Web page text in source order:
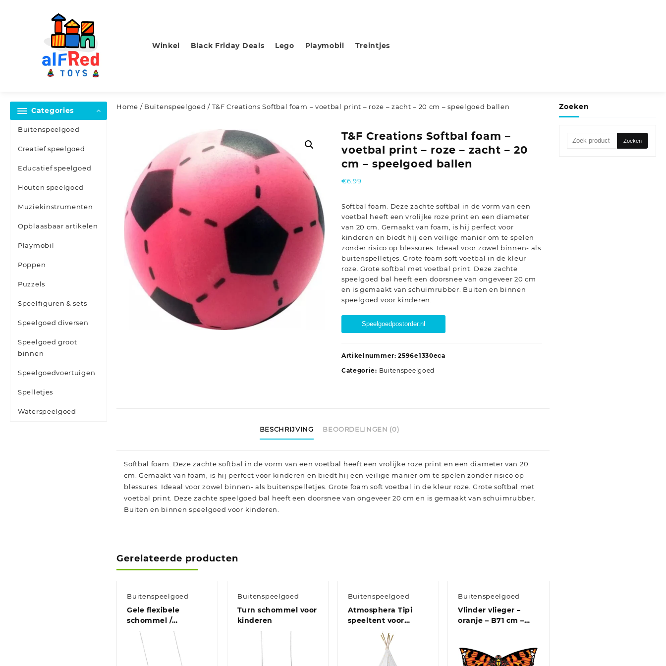
Winkel Black Friday Deals Lego Playmobil Treintjes
Categories
Buitenspeelgoed
Creatief speelgoed
Educatief speelgoed
Houten speelgoed
Muziekinstrumenten
Opblaasbaar artikelen
Playmobil
Poppen
Puzzels
Speelfiguren & sets
Speelgoed diversen
Speelgoed groot
binnen
Speelgoedvoertuigen
Spelletjes
Waterspeelgoed
Home / Buitenspeelgoed / T&F Creations Softbal foam – voetbal print – roze – zacht – 20 cm – speelgoed ballen
T&F Creations Softbal foam –
voetbal print – roze – zacht – 20
cm – speelgoed ballen
€6.99
Softbal foam. Deze zachte softbal in de vorm van een
voetbal heeft een vrolijke roze print en een diameter
van 20 cm. Gemaakt van foam, is hij perfect voor
kinderen en biedt hij een veilige manier om te spelen
zonder risico op blessures. Ideaal voor zowel binnen- als
buitenspelletjes. Grote foam soft voetbal in de kleur
roze. Grote softbal met voetbal print. Deze zachte
speelgoed bal heeft een doorsnee van ongeveer 20 cm
en is gemaakt van schuimrubber. Buiten en binnen
speelgoed voor kinderen.
Speelgoedpostorder.nl
Artikelnummer:2596e1330eca
Categorie: Buitenspeelgoed
BESCHRIJVING BEOORDELINGEN (0)
Softbal foam. Deze zachte softbal in de vorm van een voetbal heeft een vrolijke roze print en een diameter van 20
cm. Gemaakt van foam, is hij perfect voor kinderen en biedt hij een veilige manier om te spelen zonder risico op
blessures. Ideaal voor zowel binnen- als buitenspelletjes. Grote foam soft voetbal in de kleur roze. Grote softbal met
voetbal print. Deze zachte speelgoed bal heeft een doorsnee van ongeveer 20 cm en is gemaakt van schuimrubber.
Buiten en binnen speelgoed voor kinderen.
Gerelateerde producten
Buitenspeelgoed
Gele flexibele
schommel /
kinderschommel
zitje 67 cm
Buitenspeelgoed
Turn schommel voor
kinderen
Buitenspeelgoed
Atmosphera Tipi
speeltent voor
kinderen – 130 x 130
x 160 cm – wit –
Buitenspeelgoed
Vlinder vlieger –
oranje – B71 cm –
Zoeken
Zoeken
Zoeken